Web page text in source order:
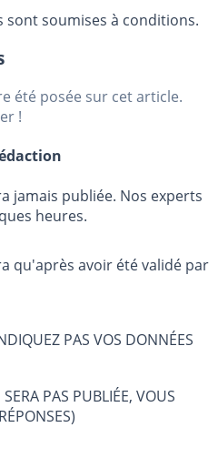
soumises à conditions.
été posée sur cet article.
!
jamais publiée. Nos experts
heures.
qu'après avoir été validé par
PAS VOS DONNÉES
PAS PUBLIÉE, VOUS